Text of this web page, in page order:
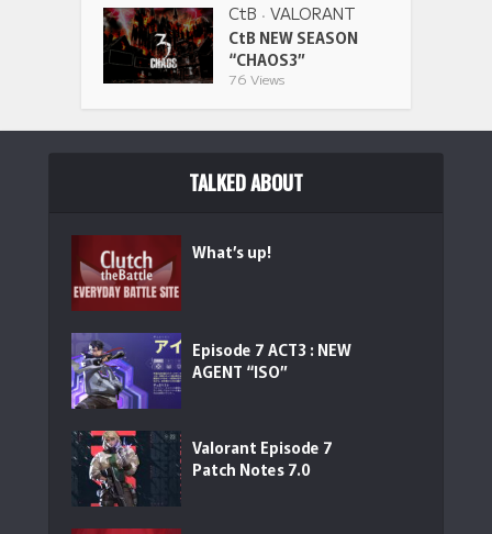
CtB • VALORANT
CtB NEW SEASON
“CHAOS3”
76 Views
TALKED ABOUT
What’s up!
Episode 7 ACT3 : NEW
AGENT “ISO”
Valorant Episode 7
Patch Notes 7.0